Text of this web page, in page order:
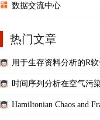
数据交流中心
热门文章
用于生存资料分析的R
时间序列分析在空气污
Hamiltonian Chaos and